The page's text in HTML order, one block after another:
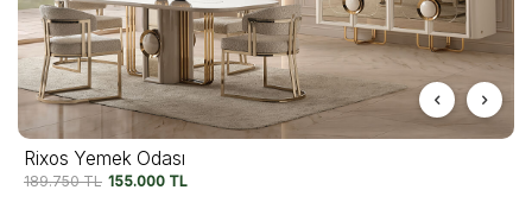
Rixos Yemek Odası
189.750TL 155.000 TL